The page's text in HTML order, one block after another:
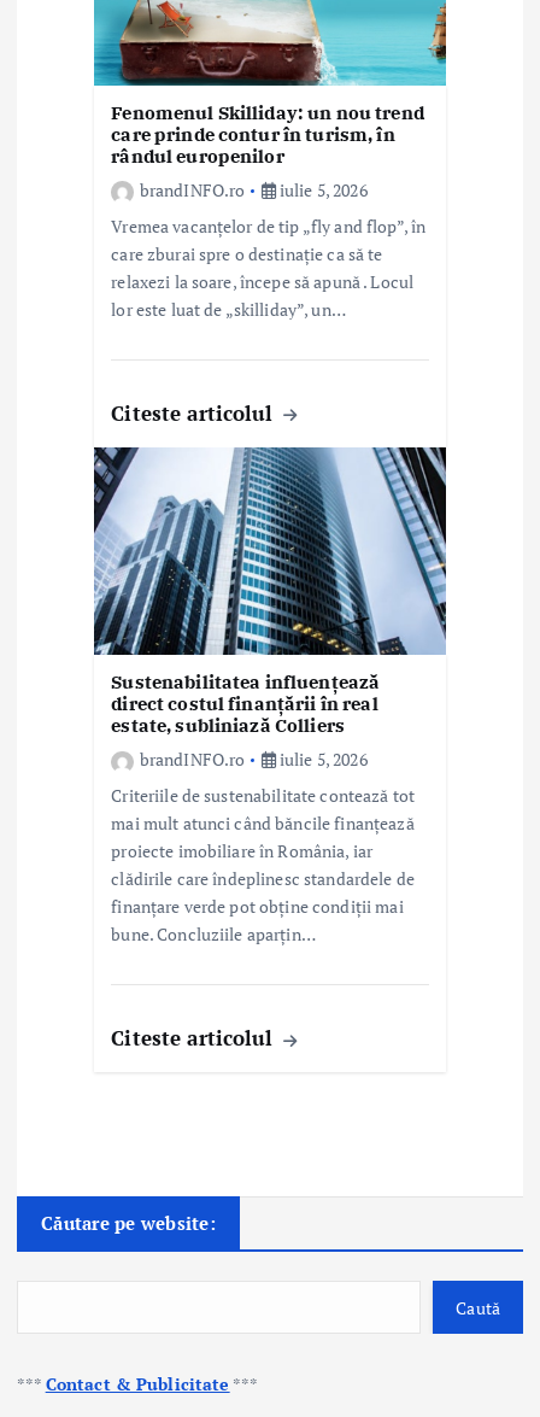
Fenomenul Skilliday: un nou trend
care prinde contur în turism, în
rândul europenilor
brandINFO.ro
iulie 5, 2026
Vremea vacanțelor de tip „fly and flop”, în
care zburai spre o destinație ca să te
relaxezi la soare, începe să apună . Locul
lor este luat de „skilliday”, un…
Citeste articolul
Sustenabilitatea influențează
direct costul finanțării în real
estate, subliniază Colliers
brandINFO.ro
iulie 5, 2026
Criteriile de sustenabilitate contează tot
mai mult atunci când băncile finanțează
proiecte imobiliare în România, iar
clădirile care îndeplinesc standardele de
finanțare verde pot obține condiții mai
bune. Concluziile aparțin…
Citeste articolul
Căutare pe website:
Caută
*** Contact & Publicitate ***